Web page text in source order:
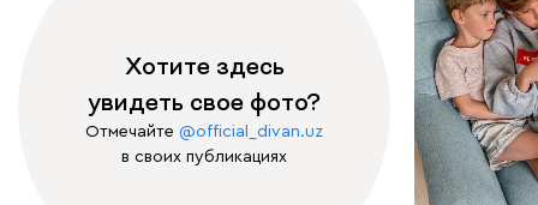
Хотите здесь
увидеть свое фото?
Отмечайте @official_divan.uz
в своих публикациях